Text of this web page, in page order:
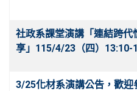
社政系課堂演講「連結跨代
享」115/4/23（四）13:10-
3/25化材系演講公告，歡迎